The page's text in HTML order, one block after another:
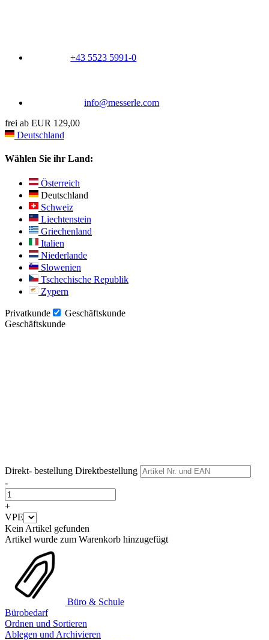
+43 5523 5991-0
info@messerle.com
frei ab EUR 129,00
Deutschland
Wählen Sie ihr Land:
Österreich
Deutschland
Schweiz
Liechtenstein
Griechenland
Italien
Niederlande
Slowenien
Tschechische Republik
Zypern
Privatkunde
Geschäftskunde
Geschäftskunde
Direkt- bestellung Direktbestellung
-
+
VPE
Kein Artikel gefunden
Artikel wurde zum Warenkorb hinzugefügt
Büro & Schule
Bürobedarf
Ordnen und Sortieren
Ablegen und Archivieren